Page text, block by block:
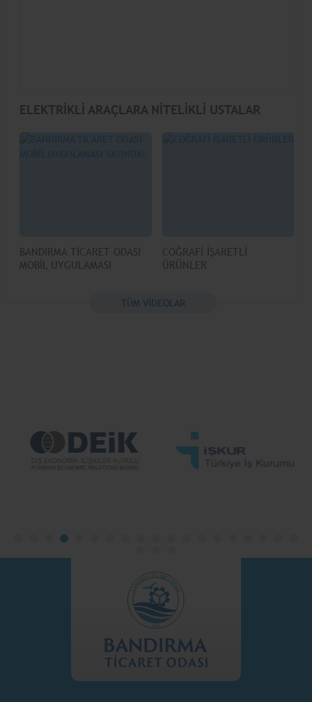
ELEKTRİKLİ ARAÇLARA NİTELİKLİ USTALAR
BANDIRMA TİCARET ODASI
MOBİL UYGULAMASI
COĞRAFİ İŞARETLİ
ÜRÜNLER
TÜM VİDEOLAR